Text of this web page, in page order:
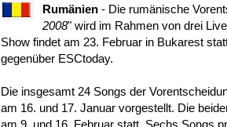
Rumänien - Die rumänische
2008" wird im Rahmen von drei
Show findet am 23. Februar in Bukarest
gegenüber ESCtoday.
Die insgesamt 24 Songs der
am 16. und 17. Januar vorgestellt. Die
am 9. und 16. Februar statt. Sechs Songs